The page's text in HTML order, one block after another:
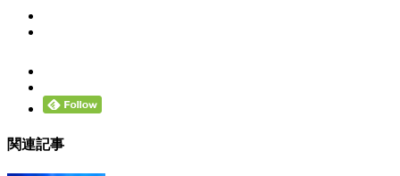
関連記事